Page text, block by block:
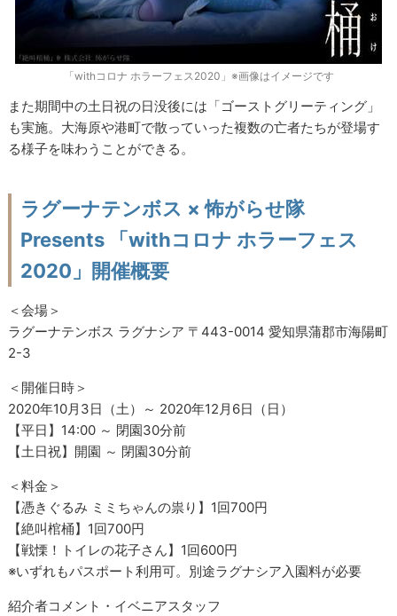
「withコロナ ホラーフェス2020」※画像はイメージです
また期間中の土日祝の日没後には「ゴーストグリーティング」
も実施。大海原や港町で散っていった複数の亡者たちが登場す
る様子を味わうことができる。
ラグーナテンボス × 怖がらせ隊
Presents 「withコロナ ホラーフェス
2020」開催概要
＜会場＞
ラグーナテンボス ラグナシア 〒443-0014 愛知県蒲郡市海陽町
2-3
＜開催日時＞
2020年10月3日（土）～ 2020年12月6日（日）
【平日】14:00 ～ 閉園30分前
【土日祝】開園 ～ 閉園30分前
＜料金＞
【憑きぐるみ ミミちゃんの祟り】1回700円
【絶叫棺桶】1回700円
【戦慄！トイレの花子さん】1回600円
※いずれもパスポート利用可。別途ラグナシア入園料が必要
紹介者コメント・イベニアスタッフ